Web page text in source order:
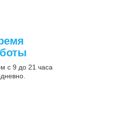
с 9 до 21 часа